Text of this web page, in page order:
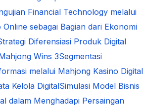
Financial Technology melalui
sebagai Bagian dari Ekonomi
Diferensiasi Produk Digital
Wins 3Segmentasi
melalui Mahjong Kasino Digital
Kelola DigitalSimulasi Model Bisnis
dalam Menghadapi Persaingan